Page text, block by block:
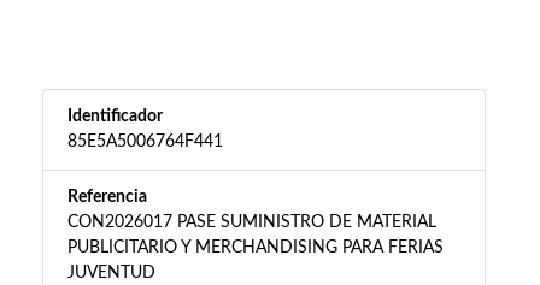
Identificador
85E5A5006764F441
Referencia
CON2026017 PASE SUMINISTRO DE MATERIAL
PUBLICITARIO Y MERCHANDISING PARA FERIAS
JUVENTUD